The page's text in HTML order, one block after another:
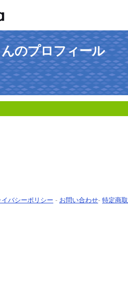
のプロフィール
イバシーポリシー - お問い合わせ- 特定商